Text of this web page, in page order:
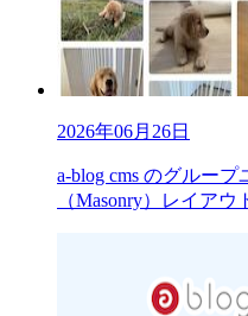
2026年06月26日
a-blog cms のグルー
（Masonry）レイア